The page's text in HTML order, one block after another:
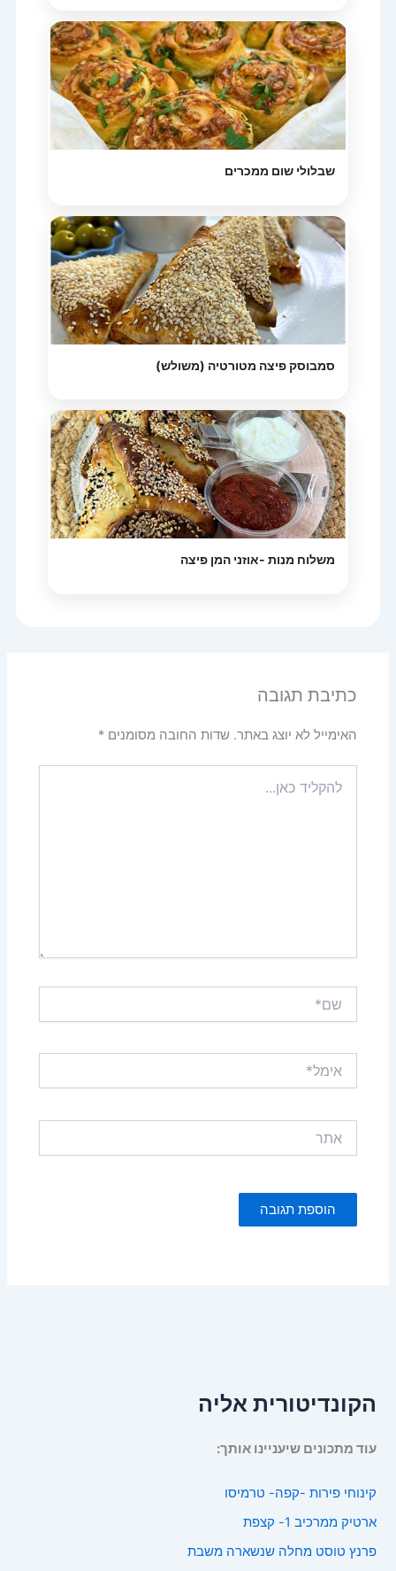
שבלולי שום ממכרים
סמבוסק פיצה מטורטיה (משולש)
משלוח מנות -אוזני המן פיצה
כתיבת תגובה
האימייל לא יוצג באתר. שדות החובה מסומנים*
כאן...
הקונדיטורית אליה
עוד מתכונים שיעניינו אותך:
קינוחי פירות -קפה- טרמיסו
ארטיק ממרכיב 1- קצפת
פרנץ טוסט מחלה שנשארה משבת